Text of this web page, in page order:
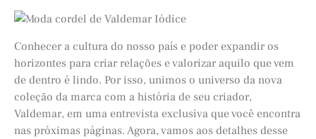
Conhecer a cultura do nosso país e poder expandir os
horizontes para criar relações e valorizar aquilo que vem
de dentro é lindo. Por isso, unimos o universo da nova
coleção da marca com a história de seu criador,
Valdemar, em uma entrevista exclusiva que você encontra
nas próximas páginas. Agora, vamos aos detalhes desse